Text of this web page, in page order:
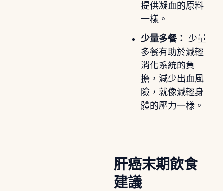
提供凝血的原料
一樣。
少量多餐：
少量
多餐有助於減輕
消化系統的負
擔，減少出血風
險，就像減輕身
體的壓力一樣。
肝癌末期飲食
建議